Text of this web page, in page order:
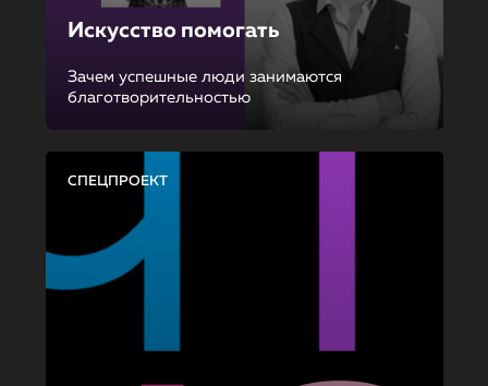
Искусство помогать
Зачем успешные люди занимаются
благотворительностью
СПЕЦПРОЕКТ